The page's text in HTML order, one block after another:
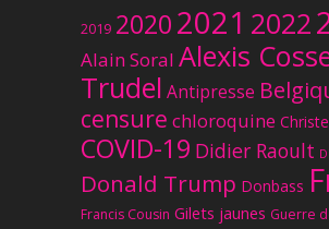
2019 20202021 2022
Alain Soral Alexis
Trudel Antipresse
censure chloroquine
COVID-19 Didier Raoult
Donald Trump Donbass
Francis Cousin Gilets jaunes Guerre